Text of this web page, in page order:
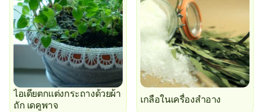
ไอเดียตกแต่งกระถางด้วยผ้า
ถัก เดคูพาจ
เกลือในเครื่องสำอาง